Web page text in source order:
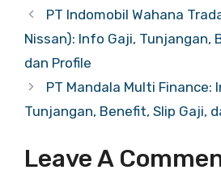
PT Indomobil Wahana
Nissan): Info Gaji, Tunjangan,
dan Profile
PT Mandala Multi Finance:
Tunjangan, Benefit, Slip Gaji,
Leave A